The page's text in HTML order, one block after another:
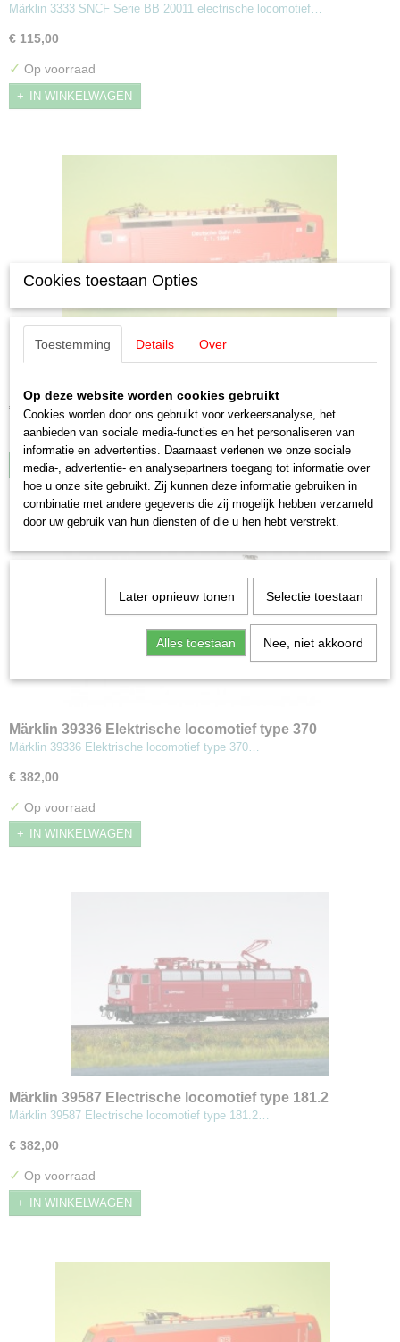
locomotief
Märklin 3333 SNCF Serie BB 20011 electrische locomotief…
€ 115,00
✓ Op voorraad
IN WINKELWAGEN
Märklin 83443 BR 143 van de DB AG
€ 89,50
Op voorraad
IN WINKELWAGEN
Märklin 39336 Elektrische locomotief type 370
Märklin 39336 Elektrische locomotief type 370…
€ 382,00
✓ Op voorraad
IN WINKELWAGEN
Märklin 39587 Electrische locomotief type 181.2
Märklin 39587 Electrische locomotief type 181.2…
€ 382,00
✓ Op voorraad
IN WINKELWAGEN
Cookies toestaan Opties
Toestemming Details Over
Op deze website worden cookies gebruikt
Cookies worden door ons gebruikt voor verkeersanalyse, het
aanbieden van sociale media-functies en het personaliseren van
informatie en advertenties. Daarnaast verlenen we onze sociale
media-, advertentie- en analysepartners toegang tot informatie over
hoe u onze site gebruikt. Zij kunnen deze informatie gebruiken in
combinatie met andere gegevens die zij mogelijk hebben verzameld
door uw gebruik van hun diensten of die u hen hebt verstrekt.
Later opnieuw tonen Selectie toestaan
Alles toestaan Nee, niet akkoord